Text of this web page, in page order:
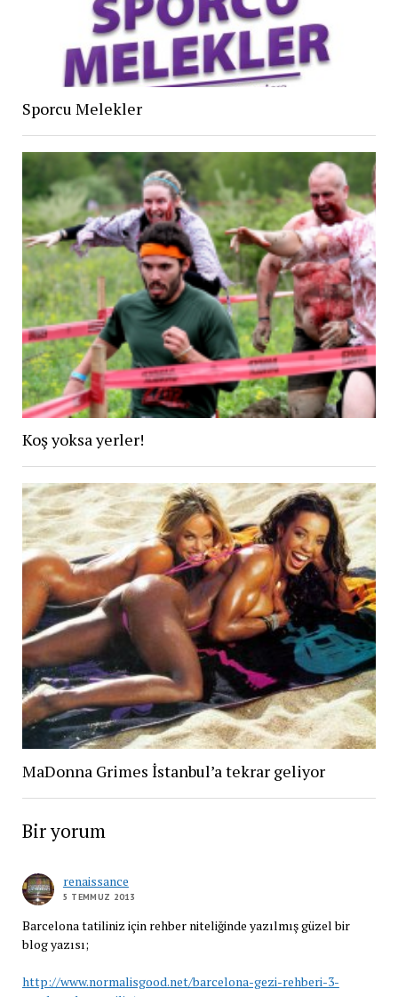
Sporcu Melekler
Koş yoksa yerler!
MaDonna Grimes İstanbul’a tekrar geliyor
Bir yorum
renaissance
5 TEMMUZ 2013
Barcelona tatiliniz için rehber niteliğinde yazılmış güzel bir
blog yazısı;
http://www.normalisgood.net/barcelona-gezi-rehberi-3-